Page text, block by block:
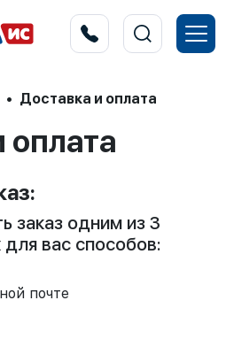
Доставка и оплата
оплата
заказ одним из 3
вас способов:
почте